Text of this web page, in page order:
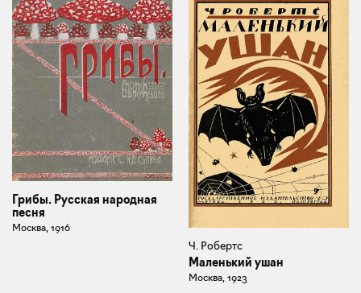
Грибы. Русская народная
песня
Москва, 1916
Ч. Робертс
Маленький ушан
Москва, 1923